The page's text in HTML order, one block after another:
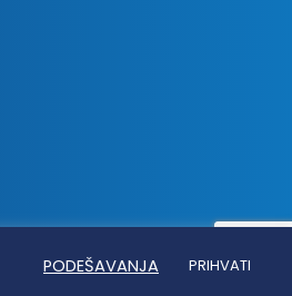
PODEŠAVANJA PRIHVATI